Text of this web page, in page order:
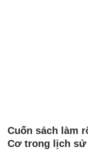
Cuốn sách làm
Cơ trong lịch sử